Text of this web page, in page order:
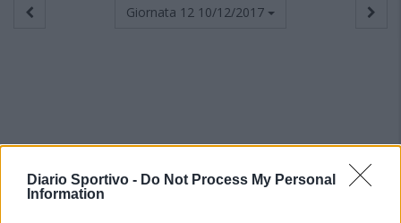
Diario Sportivo - Do Not Process My Personal
Information
Giornata 12 10/12/2017